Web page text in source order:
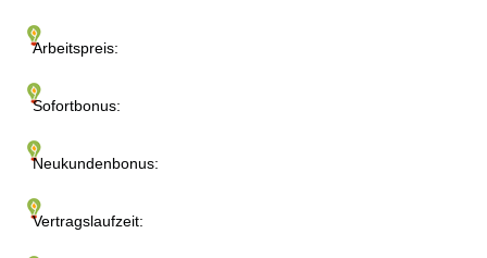
Arbeitspreis:
Sofortbonus:
Neukundenbonus:
Vertragslaufzeit: